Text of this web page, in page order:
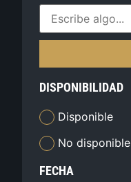
DISPONIBILIDAD
Disponible
No disponible
FECHA